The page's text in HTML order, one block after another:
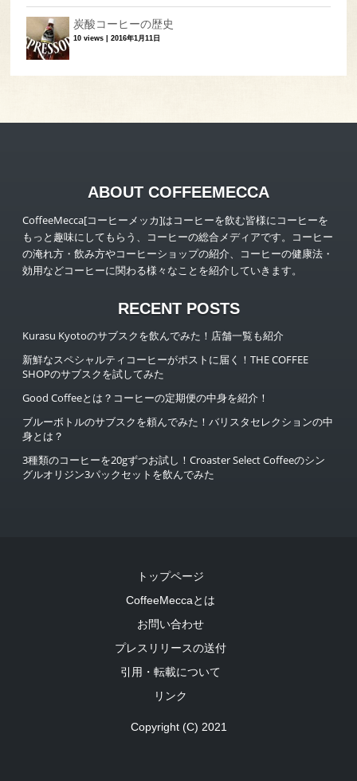
炭酸コーヒーの歴史
10 views |2016年1月11日
ABOUT COFFEEMECCA
CoffeeMecca[コーヒーメッカ]はコーヒーを飲む皆様にコーヒーを
もっと趣味にしてもらう、コーヒーの総合メディアです。コーヒー
の淹れ方・飲み方やコーヒーショップの紹介、コーヒーの健康法・
効用などコーヒーに関わる様々なことを紹介していきます。
RECENT POSTS
Kurasu Kyotoのサブスクを飲んでみた！店舗一覧も紹介
新鮮なスペシャルティコーヒーがポストに届く！THE COFFEE
SHOPのサブスクを試してみた
Good Coffeeとは？コーヒーの定期便の中身を紹介！
ブルーボトルのサブスクを頼んでみた！バリスタセレクションの中
身とは？
3種類のコーヒーを20gずつお試し！Croaster Select Coffeeのシン
グルオリジン3パックセットを飲んでみた
トップページ
CoffeeMeccaとは
お問い合わせ
プレスリリースの送付
引用・転載について
リンク
Copyright (C) 2021